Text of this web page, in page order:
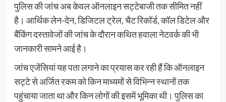
पुलिस की जांच अब केवल ऑनलाइन सट्टेबाजी तक सीमित नहीं
है। आर्थिक लेन-देन, डिजिटल ट्रेल, चैट रिकॉर्ड, कॉल डिटेल और
बैंकिंग दस्तावेजों की जांच के दौरान कथित हवाला नेटवर्क की भी
जानकारी सामने आई है।
जांच एजेंसियां यह पता लगाने का प्रयास कर रही हैं कि ऑनलाइन
सट्टे से अर्जित रकम को किन माध्यमों से विभिन्न स्थानों तक
पहुंचाया जाता था और किन लोगों की इसमें भूमिका थी। पुलिस का